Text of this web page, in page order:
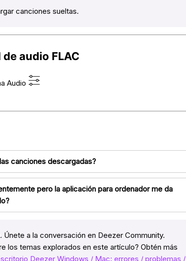
canciones sueltas.
audio FLAC
Audio
canciones descargadas?
pero la aplicación para ordenador me da
a la conversación en Deezer Community.
los temas explorados en este artículo? Obtén más
Deezer Windows / Mac: errores / problemas /